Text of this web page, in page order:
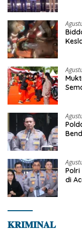
Polri
di
𝐊𝐑𝐈𝐌𝐈𝐍𝐀𝐋